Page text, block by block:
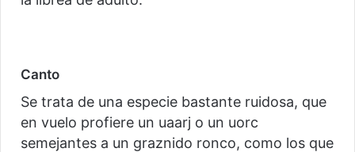
Canto
Se trata de una especie bastante ruidosa, que
en vuelo profiere un uaarj o un uorc
semejantes a un graznido ronco, como los que